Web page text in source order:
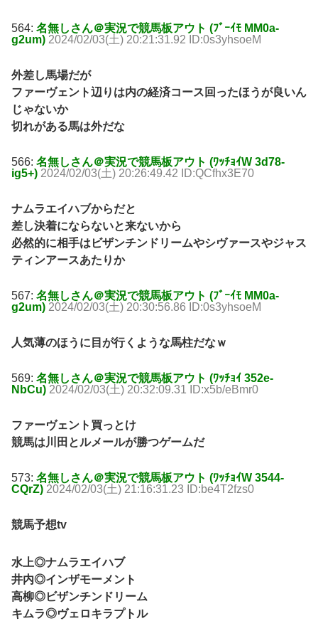
564: 名無しさん＠実況で競馬板アウト (ﾌﾞｰｲﾓ MM0a-
g2um) 2024/02/03(土) 20:21:31.92 ID:0s3yhsoeM
外差し馬場だが
ファーヴェント辺りは内の経済コース回ったほうが良いん
じゃないか
切れがある馬は外だな
566: 名無しさん＠実況で競馬板アウト (ﾜｯﾁｮｲW 3d78-
ig5+) 2024/02/03(土) 20:26:49.42 ID:QCfhx3E70
ナムラエイハブからだと
差し決着にならないと来ないから
必然的に相手はビザンチンドリームやシヴァースやジャス
ティンアースあたりか
567: 名無しさん＠実況で競馬板アウト (ﾌﾞｰｲﾓ MM0a-
g2um) 2024/02/03(土) 20:30:56.86 ID:0s3yhsoeM
人気薄のほうに目が行くような馬柱だなｗ
569: 名無しさん＠実況で競馬板アウト (ﾜｯﾁｮｲ 352e-
NbCu) 2024/02/03(土) 20:32:09.31 ID:x5b/eBmr0
ファーヴェント買っとけ
競馬は川田とルメールが勝つゲームだ
573: 名無しさん＠実況で競馬板アウト (ﾜｯﾁｮｲW 3544-
CQrZ) 2024/02/03(土) 21:16:31.23 ID:be4T2fzs0
競馬予想tv
水上◎ナムラエイハブ
井内◎インザモーメント
高柳◎ビザンチンドリーム
キムラ◎ヴェロキラプトル